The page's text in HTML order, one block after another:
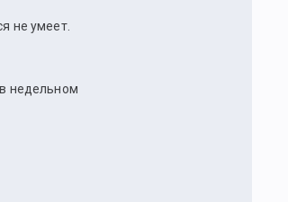
не умеет.
недельном